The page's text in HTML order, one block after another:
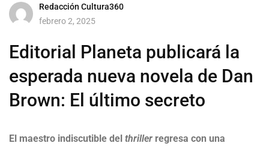
Redacción Cultura360
febrero 2, 2025
Editorial Planeta publicará la
esperada nueva novela de Dan
Brown: El último secreto
El maestro indiscutible del thriller regresa con una